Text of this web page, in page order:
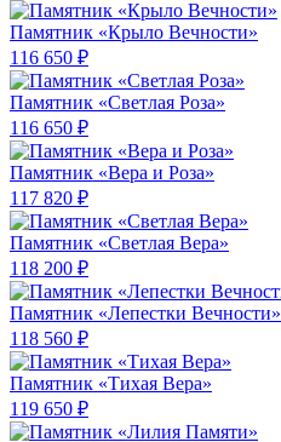
Памятник «Крыло Вечности»
116 650 ₽
Памятник «Светлая Роза»
116 650 ₽
Памятник «Вера и Роза»
117 820 ₽
Памятник «Светлая Вера»
118 200 ₽
Памятник «Лепестки Вечности»
118 560 ₽
Памятник «Тихая Вера»
119 650 ₽